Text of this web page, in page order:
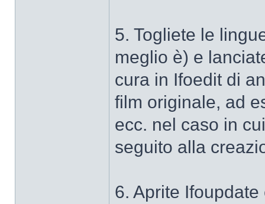
5. Togliete le
meglio è) e
cura in Ifoedit di
film originale, ad
ecc. nel caso in
seguito alla
6. Aprite